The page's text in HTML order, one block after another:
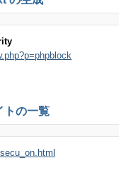
トの一覧